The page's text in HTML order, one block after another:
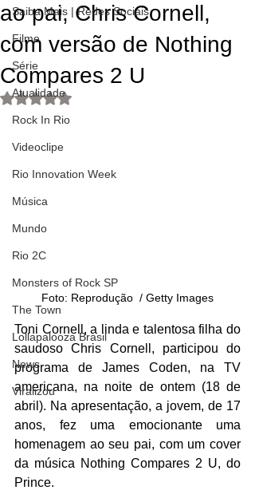
Saiba Mais | Redes Sociais
Filme
Série
Atualidade
Rock In Rio
Videoclipe
Rio Innovation Week
Música
Mundo
Rio 2C
Monsters of Rock SP
The Town
Lollapalooza Brasil
News
Viralizou
ao pai, Chris Cornell,
com versão de Nothing
Compares 2 U
Avaliado com NaN de 5 estrelas.
Foto: Reprodução  / Getty Images
Toni Cornell, a linda e talentosa filha do
saudoso Chris Cornell, participou do
programa de James Coden, na TV
americana, na noite de ontem (18 de
abril). Na apresentação, a jovem, de 17
anos, fez uma emocionante uma
homenagem ao seu pai, com um cover
da música Nothing Compares 2 U, do
Prince.